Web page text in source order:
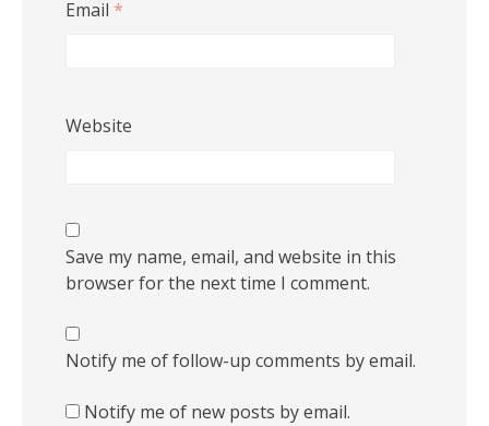
Email *
Website
Save my name, email, and website in this
browser for the next time I comment.
Notify me of follow-up comments by email.
Notify me of new posts by email.